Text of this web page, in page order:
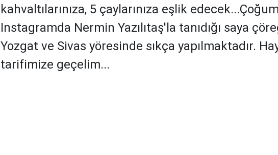
kahvaltılarınıza, 5 çaylarınıza eşlik
Instagramda Nermin Yazılıtaş'la tanıdığı saya
Yozgat ve Sivas yöresinde sıkça yapılmaktadır.
tarifimize geçelim...